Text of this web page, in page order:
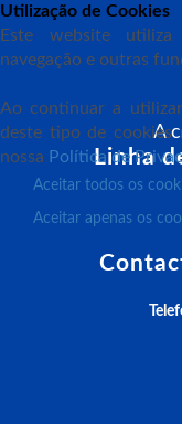
A
Linha
Utilização de Cookies
Este website
navegação e outras
Ao continuar a
deste tipo de cookies
nossa Política de
Aceitar todos os
Aceitar apenas os